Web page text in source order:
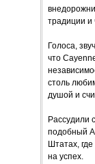
традиции и
Голоса,
что
столь
душой и
Рассудили
подобный
Штатах,
на успех.